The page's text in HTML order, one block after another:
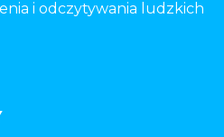
i odczytywania ludzkich